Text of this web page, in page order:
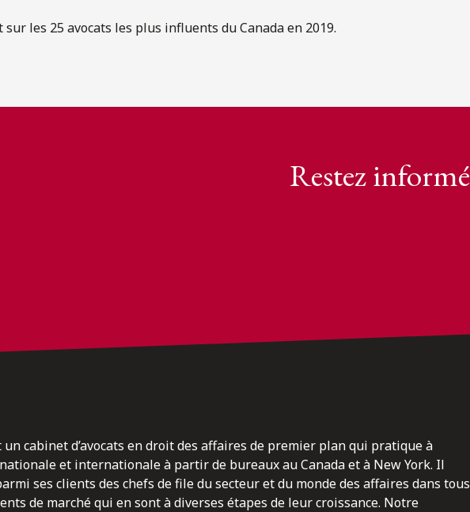
les 25 avocats les plus influents du Canada en 2019.
Restez informé
un cabinet d’avocats en droit des affaires de premier plan qui pratique à
nationale et internationale à partir de bureaux au Canada et à New York. Il
ses clients des chefs de file du secteur et du monde des affaires dans tous
de marché qui en sont à diverses étapes de leur croissance. Notre